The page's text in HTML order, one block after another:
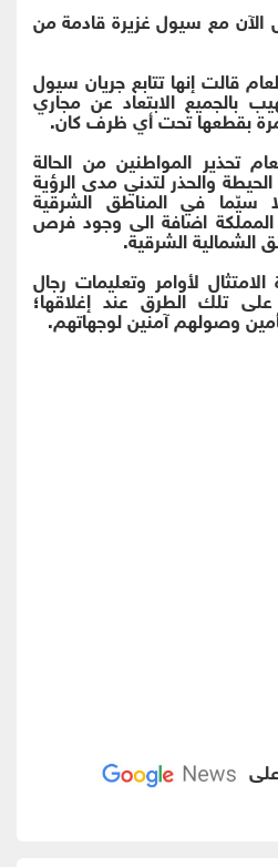
الآن مع سيول غزيرة قادمة من
قالت إنها تتابع جريان سيول
بالجميع الابتعاد عن مجاري
بقطعها تحت أي ظرف كان.
تحذير المواطنين من الحالة
والحذر لتدني مدى الرؤية
سيّما في المناطق الشرقية
اضافة الى وجود فرص
الشرقية.
لأوامر وتعليمات رجال
على تلك الطرق عند إغلاقها؛
وصولهم آمنين لوجهاتهم.